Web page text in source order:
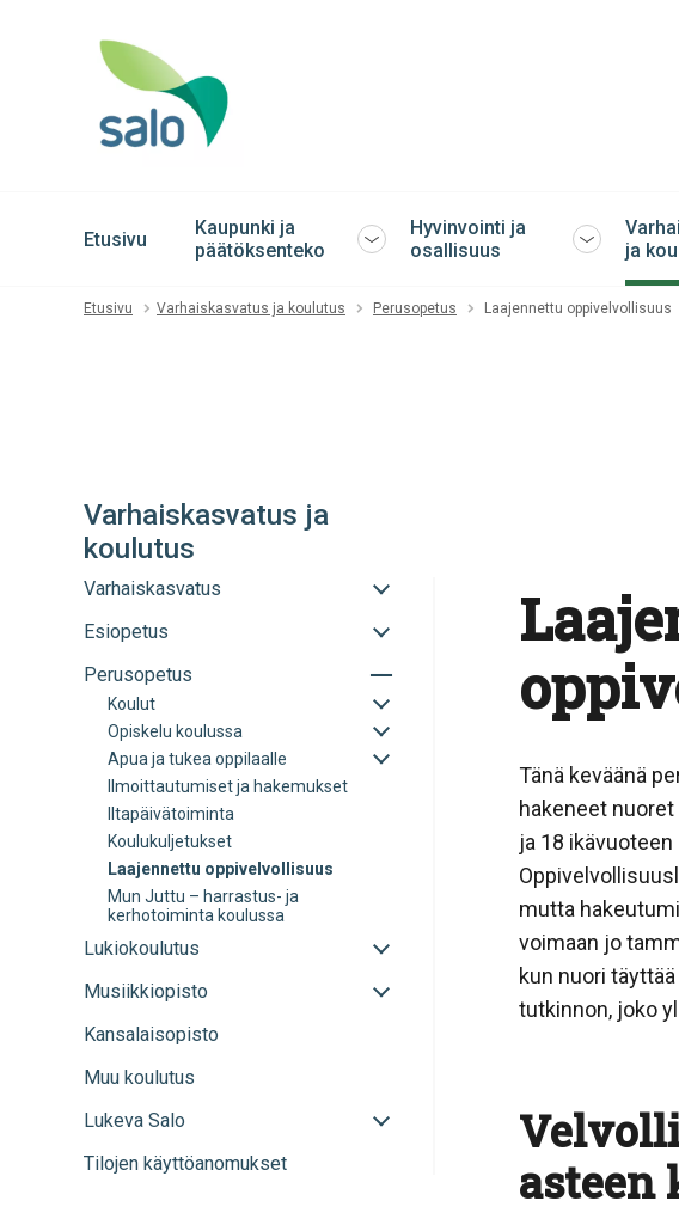
Etusivu
Kaupunki ja
päätöksenteko
Avaa
sulje
Hyvinvointi ja
osallisuus
Avaa
sulje
ja
Etusivu Varhaiskasvatus ja koulutus Perusopetus Laajennettu oppivelvollisuus
Varhaiskasvatus ja
koulutus
Varhaiskasvatus
Avaa
sulje
Esiopetus
Avaa
sulje
alavalikko
Perusopetus
Avaa
alavalikko
Koulut
Avaa
sulje
alavalikko
Opiskelu koulussa
Avaa
sulje
Apua ja tukea oppilaalle
Avaa
Ilmoittautumiset ja hakemukset
Iltapäivätoiminta
Koulukuljetukset
Laajennettu oppivelvollisuus
Mun Juttu – harrastus- ja
kerhotoiminta koulussa
Lukiokoulutus
Avaa
sulje
Musiikkiopisto
Avaa
Kansalaisopisto
Muu koulutus
Lukeva Salo
Avaa
Tilojen käyttöanomukset
Tänä keväänä
hakeneet
ja 18
mutta
voimaan jo
kun nuori
tutkinnon, joko
asteen